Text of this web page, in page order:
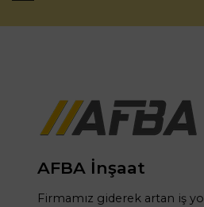
AFBA İnşaat
Firmamız giderek artan iş